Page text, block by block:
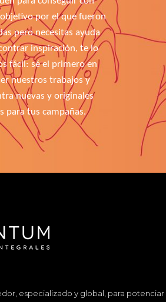
por el que fueron
pero necesitas ayuda
inspiración, te lo
fácil: sé el primero en
nuestros trabajos y
nuevas y originales
para tus campañas.
especializado y global, para potenciar